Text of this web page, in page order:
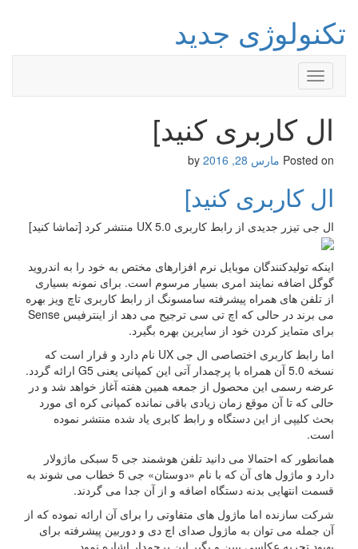
تکنولوژی جدید
Toggle
navigation
ال کاربری کنید]
Posted on مارس 28, 2016
ال کاربری کنید]
ال جی تیزر جدیدی از رابط کاربری UX 5.0 منتشر کرد [تماشا کنید]
اینکه تولیدکنندگان موبایل نرم افزارهای مختص به خود را به اندروید
گوگل اضافه نمایند امری بسیار مرسوم است. برای نمونه بسیاری
از تلفن های همراه پیشرفته سامسونگ از رابط کاربری تاچ ویز بهره
می برند در حالی که اچ تی سی ترجیح می دهد از اینترفیس Sense
برای متمایز کردن خود از سایرین بهره بگیرد.
اما رابط کاربری اختصاصی ال جی UX نام دارد و قرار است که
نسخه 5.0 آن همراه با پرچمدار آتی این کمپانی یعنی G5 ارائه گردد.
عرضه رسمی این محصول از جمعه همین هفته آغاز خواهد شد و در
حالی که تا آن موقع زمان زیادی باقی نمانده کمپانی کره ای مورد
بحث کلیپی از این دستگاه و رابط کابری یاد شده منتشر نموده
است.
همانطور که احتمالا می دانید تلفن هوشمند جی 5 سبکی ماژولار
دارد و ماژول های آن که با نام «دوستان» جی 5 خطاب می شوند به
قسمت انتهایی بدنه دستگاه اضافه و از آن جدا می گردند.
شرکت سازنده اما ماژول های متفاوتی را برای آن ارائه نموده که از
آن جمله می توان به ماژول صدای اچ دی و دوربین پیشرفته برای